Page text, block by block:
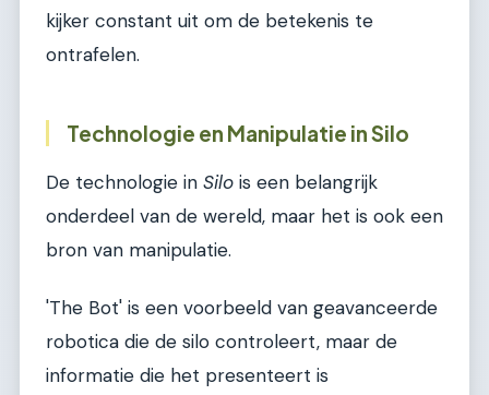
kijker constant uit om de betekenis te
ontrafelen.
Technologie en Manipulatie in Silo
De technologie in Silo is een belangrijk
onderdeel van de wereld, maar het is ook een
bron van manipulatie.
'The Bot' is een voorbeeld van geavanceerde
robotica die de silo controleert, maar de
informatie die het presenteert is